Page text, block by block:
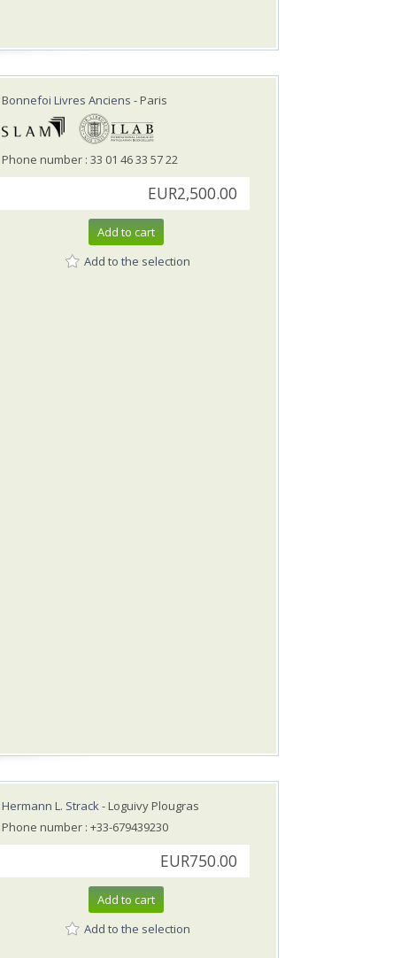
Bonnefoi Livres Anciens - Paris
Phone number : 33 01 46 33 57 22
EUR2,500.00
Add to cart
Add to the selection
Hermann L. Strack- Loguivy Plougras
Phone number : +33-679439230
EUR750.00
Add to cart
Add to the selection